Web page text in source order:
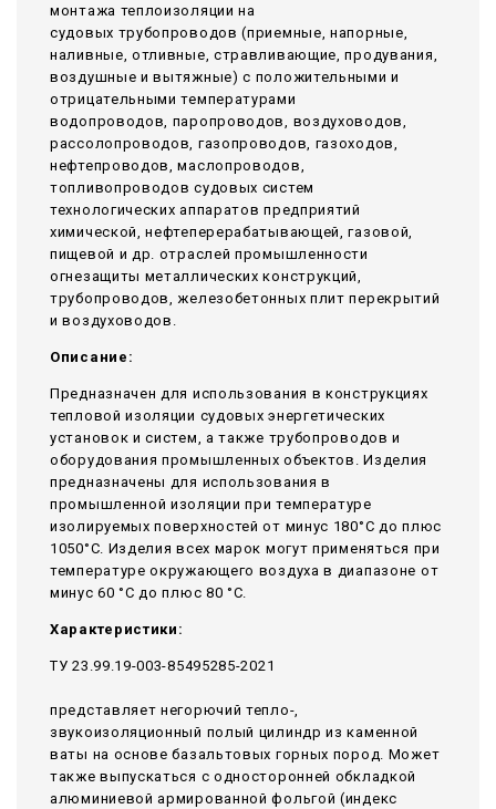
монтажа теплоизоляции на
судовых трубопроводов (приемные, напорные,
наливные, отливные, стравливающие, продувания,
воздушные и вытяжные) с положительными и
отрицательными температурами
водопроводов, паропроводов, воздуховодов,
рассолопроводов, газопроводов, газоходов,
нефтепроводов, маслопроводов,
топливопроводов судовых систем
технологических аппаратов предприятий
химической, нефтеперерабатывающей, газовой,
пищевой и др. отраслей промышленности
огнезащиты металлических конструкций,
трубопроводов, железобетонных плит перекрытий
и воздуховодов.
Описание:
Предназначен для использования в конструкциях
тепловой изоляции судовых энергетических
установок и систем, а также трубопроводов и
оборудования промышленных объектов. Изделия
предназначены для использования в
промышленной изоляции при температуре
изолируемых поверхностей от минус 180°С до плюс
1050°С. Изделия всех марок могут применяться при
температуре окружающего воздуха в диапазоне от
минус 60 °С до плюс 80 °С.
Характеристики:
ТУ 23.99.19-003-85495285-2021
представляет негорючий тепло-,
звукоизоляционный полый цилиндр из каменной
ваты на основе базальтовых горных пород. Может
также выпускаться с односторонней обкладкой
алюминиевой армированной фольгой (индекс